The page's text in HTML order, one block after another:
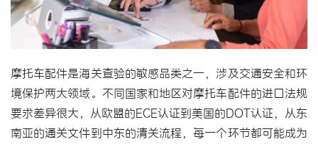
摩托车配件是海关查验的敏感品类之一，涉及交通安全和环
境保护两大领域。不同国家和地区对摩托车配件的进口法规
要求差异很大，从欧盟的ECE认证到美国的DOT认证，从东
南亚的通关文件到中东的清关流程，每一个环节都可能成为